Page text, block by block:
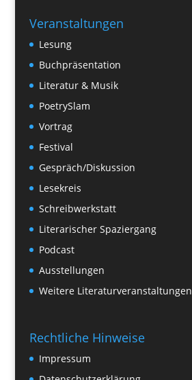
Veranstaltungen
Lesung
Buchpräsentation
Literatur & Musik
PoetrySlam
Vortrag
Festival
Gespräch/Diskussion
Lesekreis
Schreibwerkstatt
Literarischer Spaziergang
Podcast
Ausstellungen
Weitere Literaturveranstaltungen
Rechtliche Hinweise
Impressum